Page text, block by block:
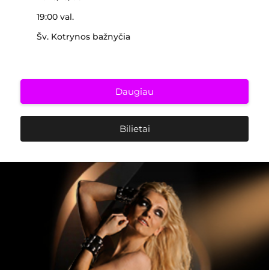
19:00 val.
Šv. Kotrynos bažnyčia
Daugiau
Bilietai